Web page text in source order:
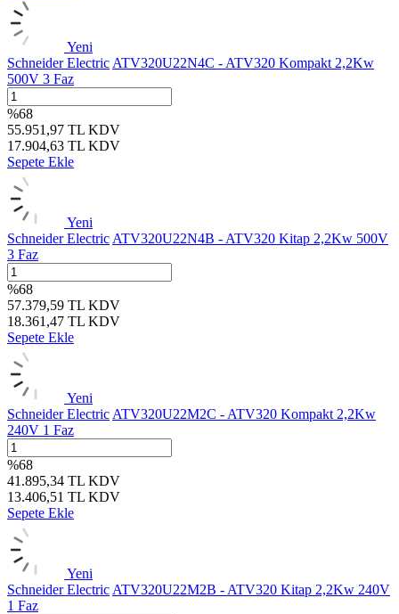
Yeni
Schneider Electric ATV320U22N4C - ATV320 Kompakt 2,2Kw
500V 3 Faz
%68
55.951,97 TL KDV
17.904,63 TL KDV
Sepete Ekle
Yeni
Schneider Electric ATV320U22N4B - ATV320 Kitap 2,2Kw 500V
3 Faz
%68
57.379,59 TL KDV
18.361,47 TL KDV
Sepete Ekle
Yeni
Schneider Electric ATV320U22M2C - ATV320 Kompakt 2,2Kw
240V 1 Faz
%68
41.895,34 TL KDV
13.406,51 TL KDV
Sepete Ekle
Yeni
Schneider Electric ATV320U22M2B - ATV320 Kitap 2,2Kw 240V
1 Faz